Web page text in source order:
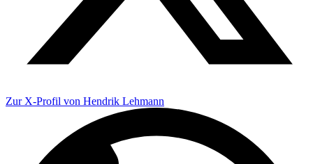
Zur X-Profil von Hendrik Lehmann